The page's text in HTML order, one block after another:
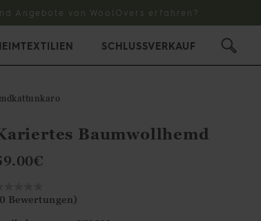
Angebote von WoolOvers erfahren?
SCHLUSSVERKAUF
Baumwollhemd
€
Bewertungen)